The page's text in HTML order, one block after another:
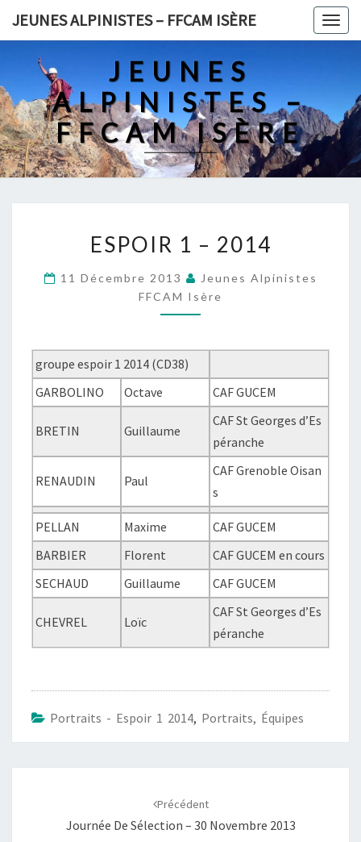
content
JEUNES ALPINISTES – FFCAM ISÈRE
JEUNES
ALPINISTES –
FFCAM ISÈRE
1
2014
ESPOIR 1 – 2014
11 Décembre 2013
Jeunes Alpinistes
FFCAM Isère
groupe espoir 1 2014 (CD38)
GARBOLINO
Octave CAF GUCEM
BRETIN Guillaume
CAF St Georges d’Es
péranche
RENAUDIN Paul
CAF Grenoble Oisan
s
PELLAN Maxime
CAF GUCEM
BARBIER
Florent
CAF GUCEM en cours
SECHAUD
Guillaume CAF GUCEM
CHEVREL Loïc
CAF St Georges d’Es
péranche
Portraits - Espoir 1 2014, Portraits, Équipes
Précédent
Journée De Sélection – 30 Novembre 2013